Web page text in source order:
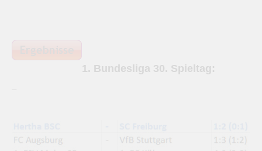
1. Bundesliga 30. Spieltag:
–